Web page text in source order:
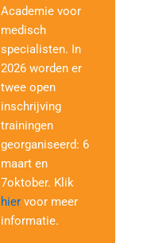
Academie voor
medisch
specialisten. In
2026 worden er
twee open
inschrijving
trainingen
georganiseerd: 6
maart en
7oktober. Klik
hier voor meer
informatie.